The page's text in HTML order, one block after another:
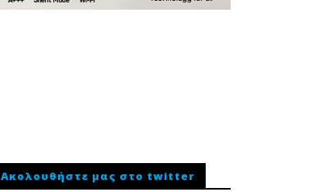
Ακολουθήστε μας στο twitter